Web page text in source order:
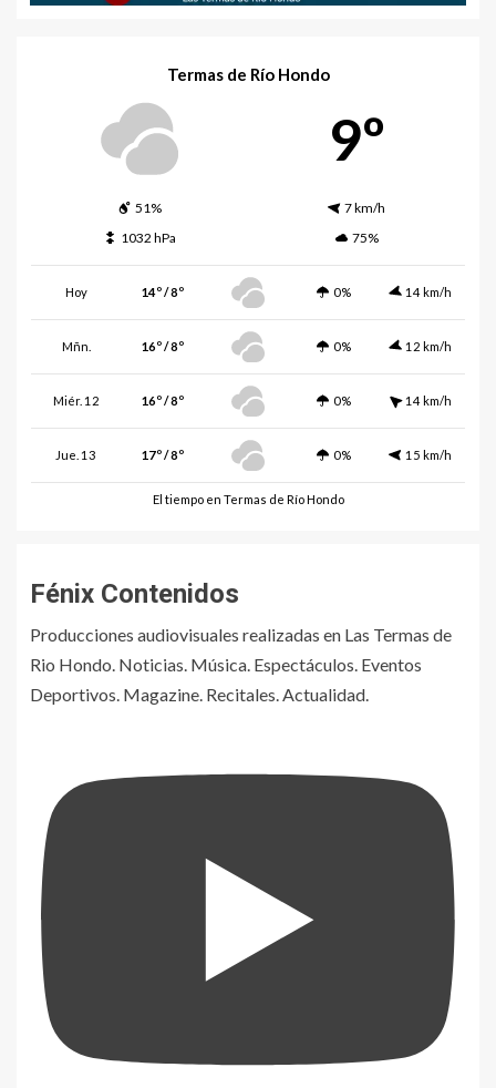
Termas de Río Hondo
9º
51%
7 km/h
1032 hPa
75%
Hoy 14º / 8º 0% 14 km/h
Mñn. 16º / 8º 0% 12 km/h
Miér. 12 16º / 8º 0% 14 km/h
Jue. 13 17º / 8º 0% 15 km/h
El tiempo en Termas de Río Hondo
Fénix Contenidos
Producciones audiovisuales realizadas en Las Termas de
Rio Hondo. Noticias. Música. Espectáculos. Eventos
Deportivos. Magazine. Recitales. Actualidad.